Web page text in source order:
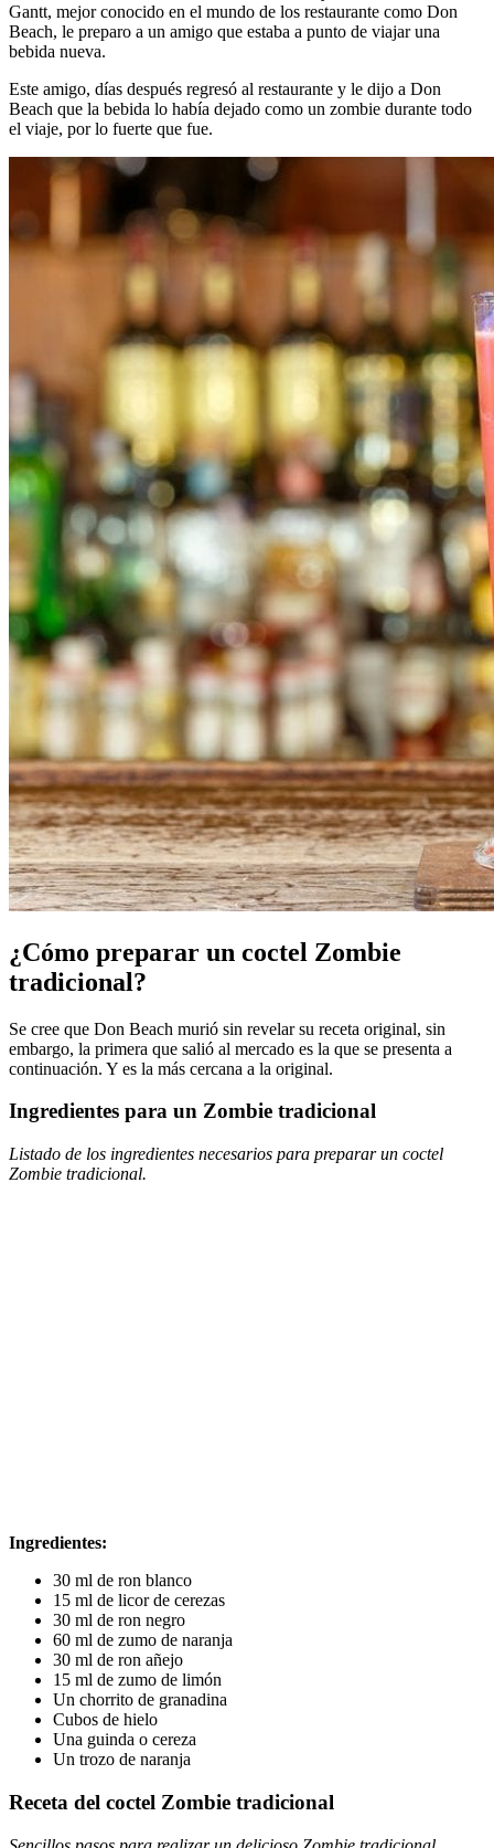
Gantt, mejor conocido en el mundo de los restaurante como Don
Beach, le preparo a un amigo que estaba a punto de viajar una
bebida nueva.
Este amigo, días después regresó al restaurante y le dijo a Don
Beach que la bebida lo había dejado como un zombie durante todo
el viaje, por lo fuerte que fue.
¿Cómo preparar un coctel Zombie
tradicional?
Se cree que Don Beach murió sin revelar su receta original, sin
embargo, la primera que salió al mercado es la que se presenta a
continuación. Y es la más cercana a la original.
Ingredientes para un Zombie tradicional
Listado de los ingredientes necesarios para preparar un coctel
Zombie tradicional.
Ingredientes:
30 ml de ron blanco
15 ml de licor de cerezas
30 ml de ron negro
60 ml de zumo de naranja
30 ml de ron añejo
15 ml de zumo de limón
Un chorrito de granadina
Cubos de hielo
Una guinda o cereza
Un trozo de naranja
Receta del coctel Zombie tradicional